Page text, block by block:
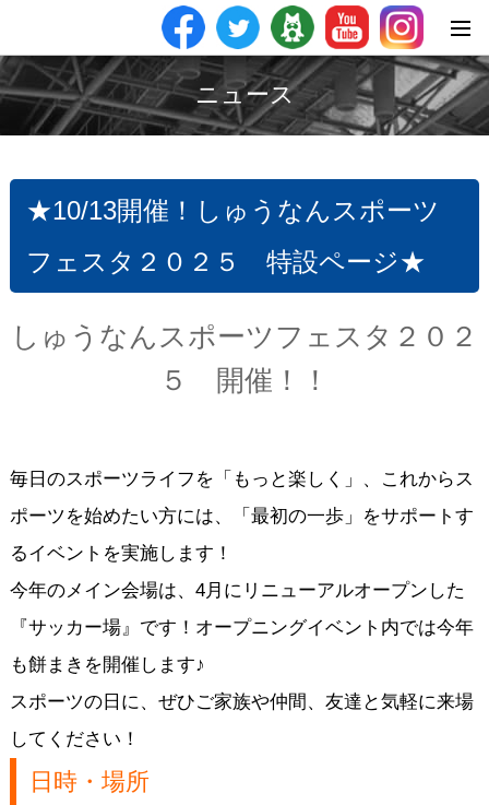
ニュース
★10/13開催！しゅうなんスポーツ
フェスタ２０２５ 特設ページ★
しゅうなんスポーツフェスタ２０２
５ 開催！！
毎日のスポーツライフを「もっと楽しく」、これからス
ポーツを始めたい方には、「最初の一歩」をサポートす
るイベントを実施します！
今年のメイン会場は、4月にリニューアルオープンした
『サッカー場』です！オープニングイベント内では今年
も餅まきを開催します♪
スポーツの日に、ぜひご家族や仲間、友達と気軽に来場
してください！
日時・場所